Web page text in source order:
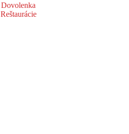
Dovolenka
Reštaurácie